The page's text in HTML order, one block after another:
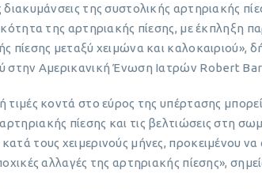
διακυμάνσεις της συστολικής αρτηριακής
της αρτηριακής πίεσης, με έκπληξη
πίεσης μεταξύ χειμώνα και καλοκαιριού»,
στην Αμερικανική Ένωση Ιατρών Robert
τιμές κοντά στο εύρος της υπέρτασης
πίεσης και τις βελτιώσεις στη
τους χειμερινούς μήνες, προκειμένου να
αλλαγές της αρτηριακής πίεσης»,